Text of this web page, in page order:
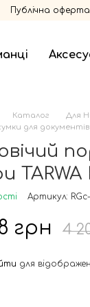
Публічна оферта
Каталог Для
для документів
Артикул:
грн 4
для